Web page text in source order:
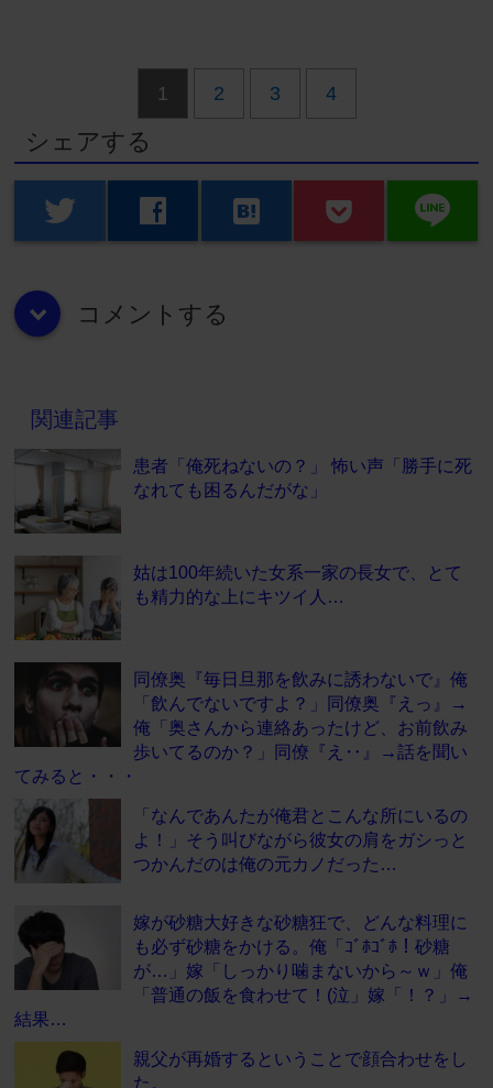
1 2 3 4
シェアする
twitter facebook hatenabookmark line
down コメントする
関連記事
患者「俺死ねないの？」 怖い声「勝手に死
なれても困るんだがな」
姑は100年続いた女系一家の長女で、とて
も精力的な上にキツイ人…
同僚奥『毎日旦那を飲みに誘わないで』俺
「飲んでないですよ？」同僚奥『えっ』→
俺「奥さんから連絡あったけど、お前飲み
歩いてるのか？」同僚『え‥』→話を聞い
てみると・・・
「なんであんたが俺君とこんな所にいるの
よ！」そう叫びながら彼女の肩をガシっと
つかんだのは俺の元カノだった…
嫁が砂糖大好きな砂糖狂で、どんな料理に
も必ず砂糖をかける。俺「ｺﾞﾎｺﾞﾎ！砂糖
が…」嫁「しっかり噛まないから～ｗ」俺
「普通の飯を食わせて！(泣」嫁「！？」→
結果…
親父が再婚するということで顔合わせをし
た。